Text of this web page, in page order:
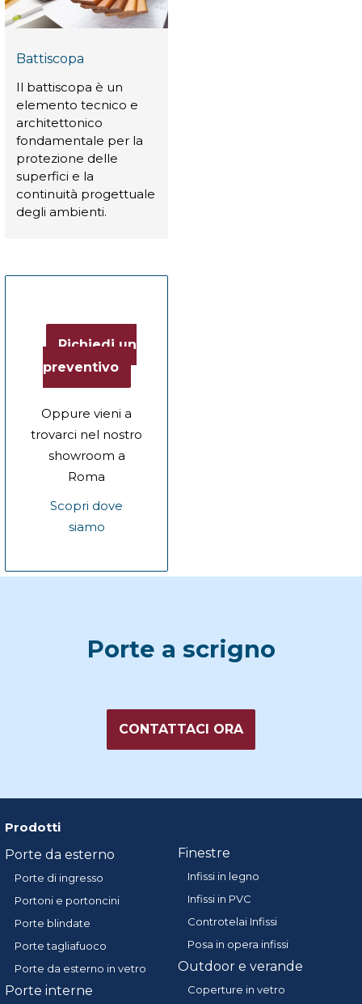
Battiscopa
Il battiscopa è un
elemento tecnico e
architettonico
fondamentale per la
protezione delle
superfici e la
continuità progettuale
degli ambienti.
Richiedi un
preventivo
Oppure vieni a
trovarci nel nostro
showroom a
Roma
Scopri dove
siamo
Porte a scrigno
CONTATTACI ORA
Prodotti
Porte da esterno
Porte di ingresso
Portoni e portoncini
Porte blindate
Porte tagliafuoco
Porte da esterno in vetro
Porte interne
Finestre
Infissi in legno
Infissi in PVC
Controtelai Infissi
Posa in opera infissi
Outdoor e verande
Coperture in vetro